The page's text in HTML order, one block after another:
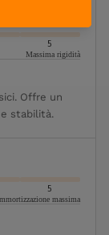
5
Massima rigidità
Offre un
stabilità.
5
massima